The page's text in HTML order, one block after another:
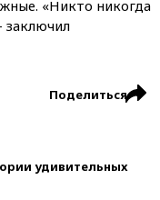
«Никто никогда
заключил
Поделиться
удивительных